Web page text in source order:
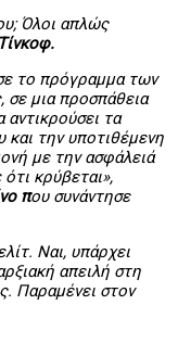
Όλοι απλώς
Τίνκοφ.
το πρόγραμμα των
σε μια προσπάθεια
τα
και την υποτιθέμενη
με την ασφάλειά
κρύβεται»,
που συνάντησε
Ναι, υπάρχει
απειλή στη
Παραμένει στον